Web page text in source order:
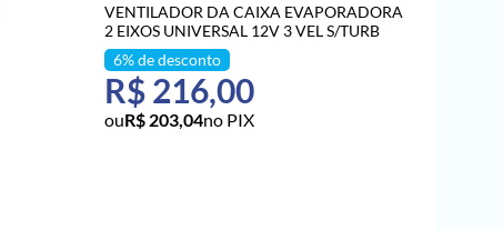
VENTILADOR DA CAIXA EVAPORADORA
2 EIXOS UNIVERSAL 12V 3 VEL S/TURB
R$ 203,04no PIX
R$ 216,00